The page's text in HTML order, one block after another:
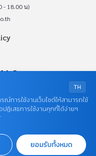
- 18.00 น)
TH
ณ์การใช้งานเว็บไซต์ให้สามารถใช้
เสธการใช้งานคุกกี้ได้ง่ายๆ
ยอมรับทั้งหมด